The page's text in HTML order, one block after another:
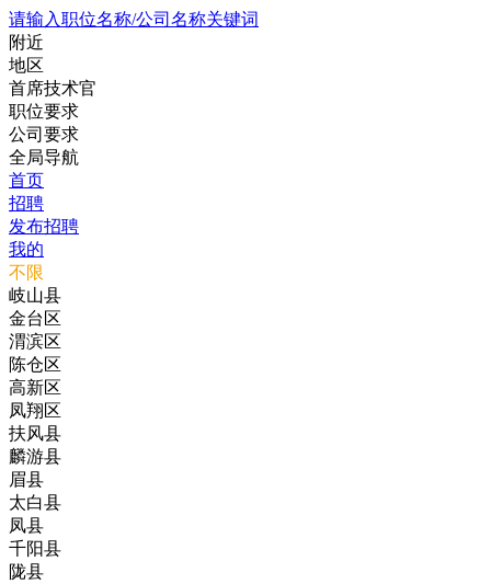
请输入职位名称/公司名称关键词
附近
地区
首席技术官
职位要求
公司要求
全局导航
首页
招聘
发布招聘
我的
不限
岐山县
金台区
渭滨区
陈仓区
高新区
凤翔区
扶风县
麟游县
眉县
太白县
凤县
千阳县
陇县